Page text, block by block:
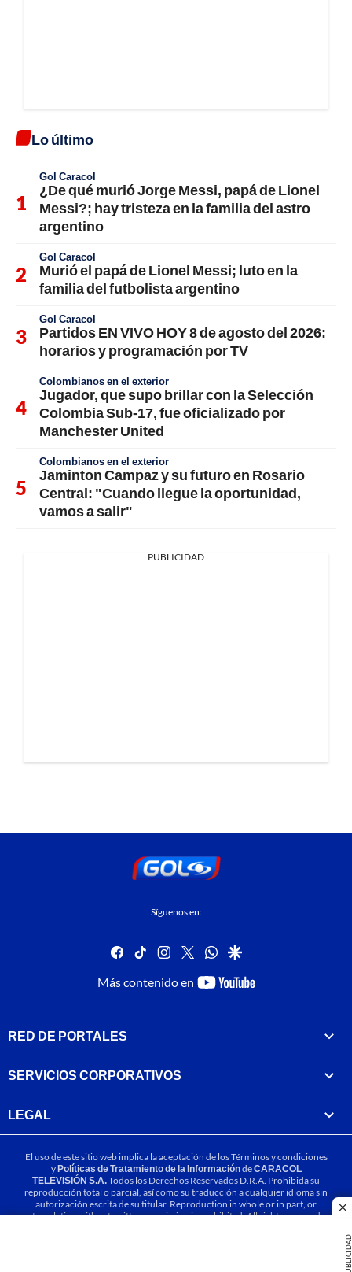
PUBLICIDAD
Lo último
Gol Caracol
¿De qué murió Jorge Messi, papá de Lionel
Messi?; hay tristeza en la familia del astro
argentino
Gol Caracol
Murió el papá de Lionel Messi; luto en la
familia del futbolista argentino
Gol Caracol
Partidos EN VIVO HOY 8 de agosto del 2026:
horarios y programación por TV
Colombianos en el exterior
Jugador, que supo brillar con la Selección
Colombia Sub-17, fue oficializado por
Manchester United
Colombianos en el exterior
Jaminton Campaz y su futuro en Rosario
Central: "Cuando llegue la oportunidad,
vamos a salir"
PUBLICIDAD
Síguenos en:
facebook
tiktok instagram
twitterwhatsapp
google
Más contenido en
youtube-
RED DE PORTALES
SERVICIOS CORPORATIVOS
LEGAL
El uso de este sitio web implica la aceptación de losTérminos y condiciones
yPolíticas de Tratamiento de la InformacióndeCARACOL
TELEVISIÓN S.A.Todos los Derechos Reservados D.R.A. Prohibida su
reproducción total o parcial, así como su traducción a cualquier idioma sin
autorización escrita de su titular. Reproduction in whole or in part, or
translation without written permission is prohibited. All rights reserved